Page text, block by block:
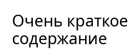
Очень краткое
содержание